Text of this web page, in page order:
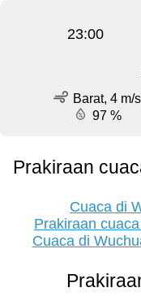
23:00
Barat, 4 m/s
97 %
Prakiraan
Cuaca di
Prakiraan
Cuaca di